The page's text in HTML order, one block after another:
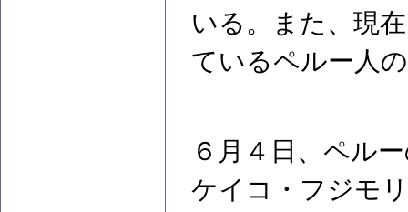
いる。また、現
ているペルー人
６月４日、ペル
ケイコ・フジモ